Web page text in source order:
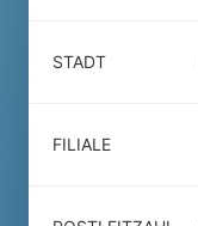
STADT
FILIALE